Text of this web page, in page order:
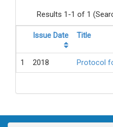
Results 1-1 of 1
Issue Date Title
1 2018 Protocol